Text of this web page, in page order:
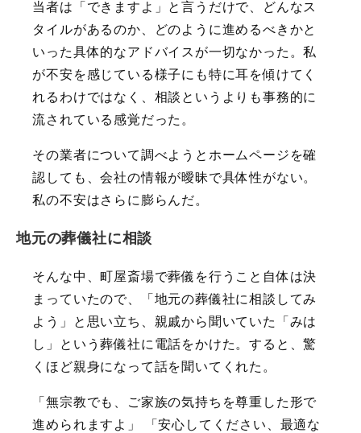
当者は「できますよ」と言うだけで、どんなス
タイルがあるのか、どのように進めるべきかと
いった具体的なアドバイスが一切なかった。私
が不安を感じている様子にも特に耳を傾けてく
れるわけではなく、相談というよりも事務的に
流されている感覚だった。
その業者について調べようとホームページを確
認しても、会社の情報が曖昧で具体性がない。
私の不安はさらに膨らんだ。
地元の葬儀社に相談
そんな中、町屋斎場で葬儀を行うこと自体は決
まっていたので、「地元の葬儀社に相談してみ
よう」と思い立ち、親戚から聞いていた「みは
し」という葬儀社に電話をかけた。すると、驚
くほど親身になって話を聞いてくれた。
「無宗教でも、ご家族の気持ちを尊重した形で
進められますよ」 「安心してください、最適な